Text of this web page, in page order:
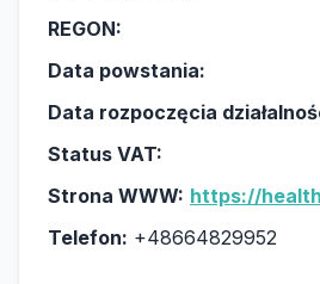
REGON:
Data powstania:
Data rozpoczęcia
Status VAT:
Strona WWW: https://
Telefon: +48664829952